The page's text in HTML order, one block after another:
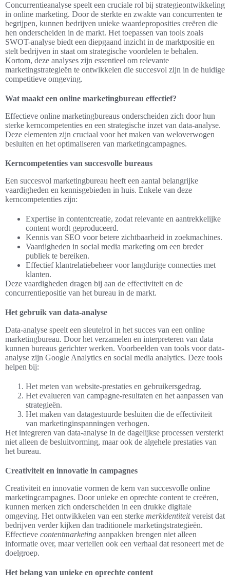
Concurrentieanalyse speelt een cruciale rol bij strategieontwikkeling
in online marketing. Door de sterkte en zwakte van concurrenten te
begrijpen, kunnen bedrijven unieke waardeproposities creëren die
hen onderscheiden in de markt. Het toepassen van tools zoals
SWOT-analyse biedt een diepgaand inzicht in de marktpositie en
stelt bedrijven in staat om strategische voordelen te behalen.
Kortom, deze analyses zijn essentieel om relevante
marketingstrategieën te ontwikkelen die succesvol zijn in de huidige
competitieve omgeving.
Wat maakt een online marketingbureau effectief?
Effectieve online marketingbureaus onderscheiden zich door hun
sterke kerncompetenties en een strategische inzet van data-analyse.
Deze elementen zijn cruciaal voor het maken van weloverwogen
besluiten en het optimaliseren van marketingcampagnes.
Kerncompetenties van succesvolle bureaus
Een succesvol marketingbureau heeft een aantal belangrijke
vaardigheden en kennisgebieden in huis. Enkele van deze
kerncompetenties zijn:
Expertise in contentcreatie, zodat relevante en aantrekkelijke
content wordt geproduceerd.
Kennis van SEO voor betere zichtbaarheid in zoekmachines.
Vaardigheden in social media marketing om een breder
publiek te bereiken.
Effectief klantrelatiebeheer voor langdurige connecties met
klanten.
Deze vaardigheden dragen bij aan de effectiviteit en de
concurrentiepositie van het bureau in de markt.
Het gebruik van data-analyse
Data-analyse speelt een sleutelrol in het succes van een online
marketingbureau. Door het verzamelen en interpreteren van data
kunnen bureaus gerichter werken. Voorbeelden van tools voor data-
analyse zijn Google Analytics en social media analytics. Deze tools
helpen bij:
Het meten van website-prestaties en gebruikersgedrag.
Het evalueren van campagne-resultaten en het aanpassen van
strategieën.
Het maken van datagestuurde besluiten die de effectiviteit
van marketinginspanningen verhogen.
Het integreren van data-analyse in de dagelijkse processen versterkt
niet alleen de besluitvorming, maar ook de algehele prestaties van
het bureau.
Creativiteit en innovatie in campagnes
Creativiteit en innovatie vormen de kern van succesvolle online
marketingcampagnes. Door unieke en oprechte content te creëren,
kunnen merken zich onderscheiden in een drukke digitale
omgeving. Het ontwikkelen van een sterke merkidentiteitvereist dat
bedrijven verder kijken dan traditionele marketingstrategieën.
Effectieve contentmarketing aanpakken brengen niet alleen
informatie over, maar vertellen ook een verhaal dat resoneert met de
doelgroep.
Het belang van unieke en oprechte content